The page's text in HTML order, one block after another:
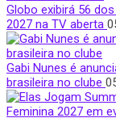
Globo exibirá 56
2027 na TV aberta
Gabi Nunes é
brasileira no clube